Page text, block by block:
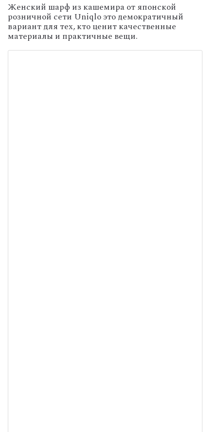
Женский шарф из кашемира от японской
розничной сети Uniqlo это демократичный
вариант для тех, кто ценит качественные
материалы и практичные вещи.